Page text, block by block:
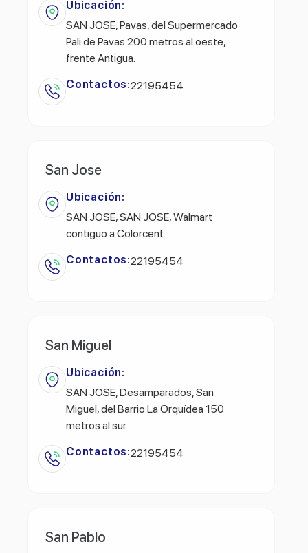
Ubicación:
SAN JOSE, Pavas, del Supermercado
Pali de Pavas 200 metros al oeste,
frente Antigua.
Contactos:22195454
San Jose
Ubicación:
SAN JOSE, SAN JOSE, Walmart
contiguo a Colorcent.
Contactos:22195454
San Miguel
Ubicación:
SAN JOSE, Desamparados, San
Miguel, del Barrio La Orquídea 150
metros al sur.
Contactos:22195454
San Pablo